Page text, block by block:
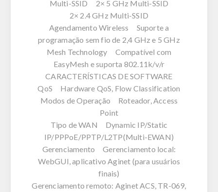
Multi-SSID 2× 5 GHz Multi-SSID
2× 2.4 GHz Multi-SSID
Agendamento Wireless Suporte a
programação sem fio de 2,4 GHz e 5 GHz
Mesh Technology Compatível com
EasyMesh e suporta 802.11k/v/r
CARACTERÍSTICAS DE SOFTWARE
QoS Hardware QoS, Flow Classification
Modos de Operação Roteador, Access
Point
Tipo de WAN Dynamic IP/Static
IP/PPPoE/PPTP/L2TP(Multi-EWAN)
Gerenciamento Gerenciamento local:
WebGUI, aplicativo Aginet (para usuários
finais)
Gerenciamento remoto: Aginet ACS, TR-069,